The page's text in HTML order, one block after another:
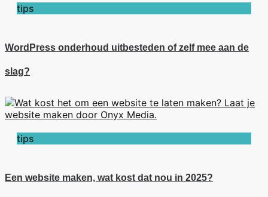
tips
WordPress onderhoud uitbesteden of zelf mee aan de
slag?
tips
Een website maken, wat kost dat nou in 2025?